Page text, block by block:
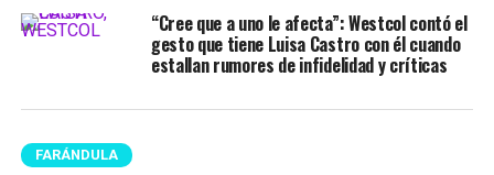
“Cree que a uno le afecta”: Westcol contó el
gesto que tiene Luisa Castro con él cuando
estallan rumores de infidelidad y críticas
FARÁNDULA